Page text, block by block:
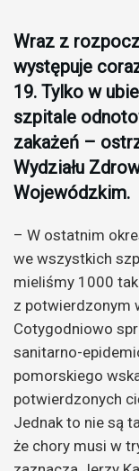
Wraz z
występuje
19. Tylko w
szpitale
zakażeń –
Wydziału
Wojewódzkim.
– W ostatnim
we wszystkich
mieliśmy 1000
z potwierdzonym
Cotygodniowo
sanitarno-
pomorskiego
potwierdzonych
Jednak to nie są
że chory musi w